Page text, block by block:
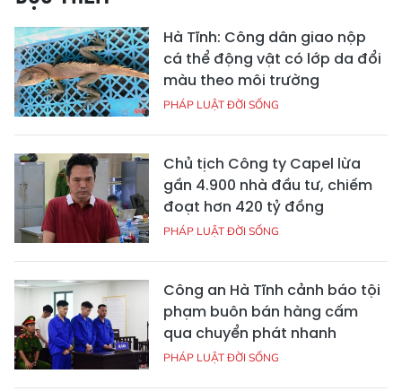
Hà Tĩnh: Công dân giao nộp
cá thể động vật có lớp da đổi
màu theo môi trường
PHÁP LUẬT ĐỜI SỐNG
Chủ tịch Công ty Capel lừa
gần 4.900 nhà đầu tư, chiếm
đoạt hơn 420 tỷ đồng
PHÁP LUẬT ĐỜI SỐNG
Công an Hà Tĩnh cảnh báo tội
phạm buôn bán hàng cấm
qua chuyển phát nhanh
PHÁP LUẬT ĐỜI SỐNG